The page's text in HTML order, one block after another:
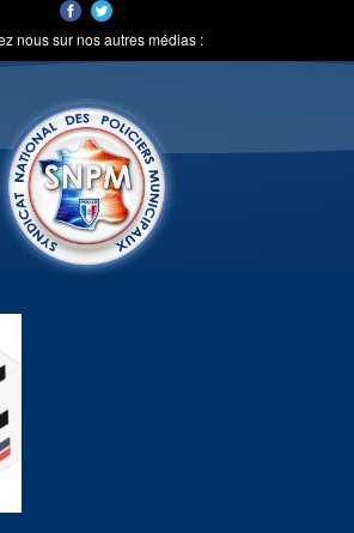
nous sur nos autres médias :